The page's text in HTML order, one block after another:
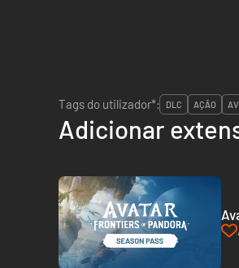
Tags do utilizador*:
DLC AÇÃO
Adicionar